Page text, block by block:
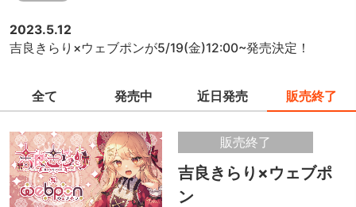
2023.5.12
吉良きらり×ウェブポンが5/19(金)12:00~発売決定！
全て 発売中 近日発売 販売終了
販売終了
吉良きらり×ウェブポ
ン